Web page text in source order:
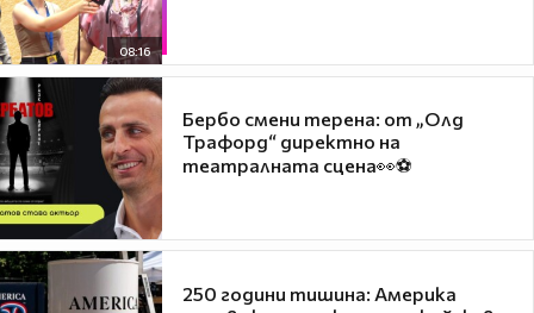
08:16
Бербо смени терена: от „Олд
Трафорд“ директно на
театралната сцена👀⚽
250 години тишина: Америка